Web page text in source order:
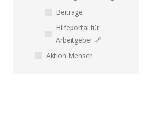
Beiträge
Hilfeportal für
Arbeitgeber 🔗
Aktion Mensch